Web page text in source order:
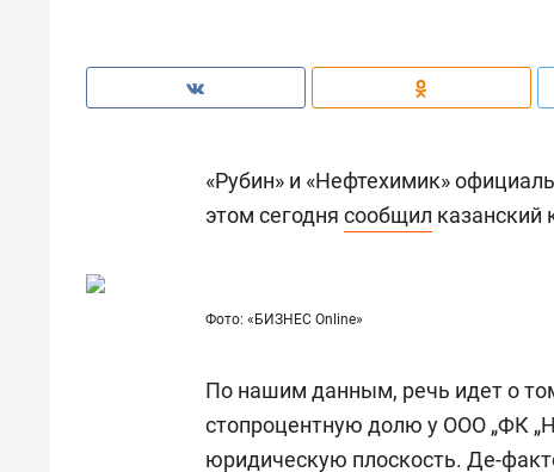
«Рубин» и «Нефтехимик»
этом сегодня сообщил казанский
Фото: «БИЗНЕС Online»
По нашим данным, речь идет о
стопроцентную долю у ООО „ФК
юридическую плоскость. Де-